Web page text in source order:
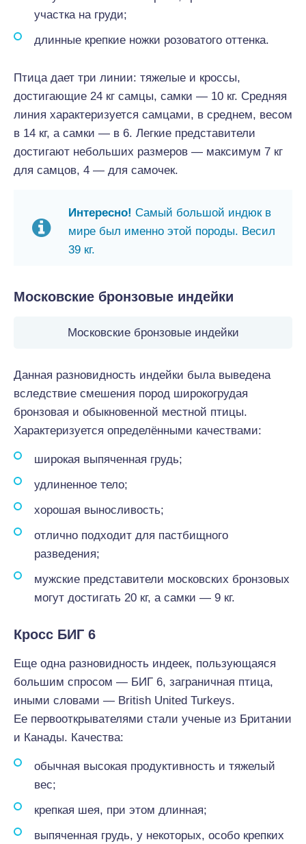
участка на груди;
длинные крепкие ножки розоватого оттенка.
Птица дает три линии: тяжелые и кроссы,
достигающие 24 кг самцы, самки — 10 кг. Средняя
линия характеризуется самцами, в среднем, весом
в 14 кг, а самки — в 6. Легкие представители
достигают небольших размеров — максимум 7 кг
для самцов, 4 — для самочек.
Интересно! Самый большой индюк в
мире был именно этой породы. Весил
39 кг.
Московские бронзовые индейки
Московские бронзовые индейки
Данная разновидность индейки была выведена
вследствие смешения пород широкогрудая
бронзовая и обыкновенной местной птицы.
Характеризуется определёнными качествами:
широкая выпяченная грудь;
удлиненное тело;
хорошая выносливость;
отлично подходит для пастбищного
разведения;
мужские представители московских бронзовых
могут достигать 20 кг, а самки — 9 кг.
Кросс БИГ 6
Еще одна разновидность индеек, пользующаяся
большим спросом — БИГ 6, заграничная птица,
иными словами — British United Turkeys.
Ее первооткрывателями стали ученые из Британии
и Канады. Качества:
обычная высокая продуктивность и тяжелый
вес;
крепкая шея, при этом длинная;
выпяченная грудь, у некоторых, особо крепких